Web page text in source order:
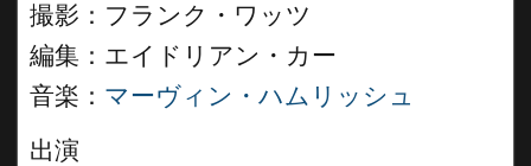
撮影：フランク・ワッツ
編集：エイドリアン・カー
音楽： マーヴィン・ハムリッシュ
出演